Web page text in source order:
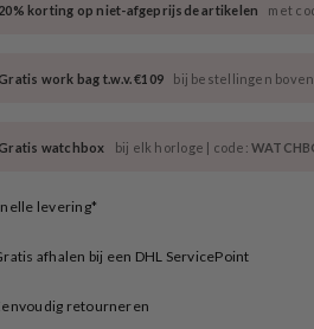
korting op niet-afgeprijsde artikelen met
work bag t.w.v. €109 bij bestellingen boven
watchbox bij elk horloge | code:
levering*
afhalen bij een DHL ServicePoint
retourneren